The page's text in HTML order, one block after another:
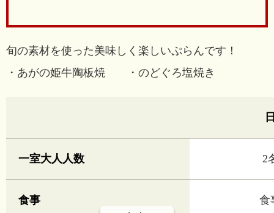
旬の素材を使った美味しく楽しいぷらんです！
・あがの姫牛陶板焼 ・のどぐろ塩焼き
一室大人人数 2
食事 食